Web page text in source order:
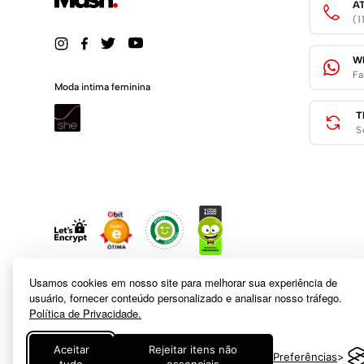
Usamos cookies em nosso site para melhorar sua experiência de
usuário, fornecer conteúdo personalizado e analisar nosso tráfego.
Política de Privacidade.
Aceitar
Rejeitar itens não
Preferências
Moda intima feminina
A inclusão de um produto na sacola não garante seu preço. Em caso
logotipo e marca são de propriedade de
www.mash.com.br. É